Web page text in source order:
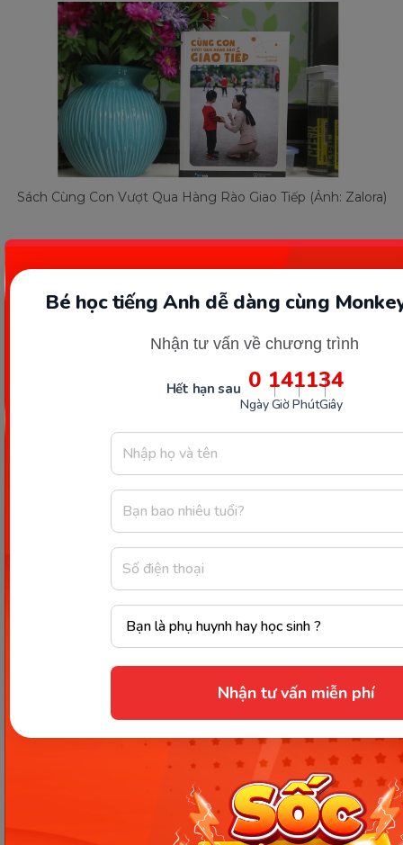
Bé học tiếng Anh dễ dàng cùng
Nhận tư vấn về chương trình
Hết hạn sau 0
Ngày
14
Giờ
11
Phút
33
Giây
Nhận tư vấn miễn phí
Sách Cùng Con Vượt Qua Hàng Rào Giao Tiếp (Ảnh: Zalora)
7. Học Vần Tiếng Việt Dùng Cho
Mẫu Giáo
trong những bộ sách được biên soạn dựa trên
chương trình cải cách mới nhất của Bộ
Cuốn sách này sẽ được chia ra làm
về việc giới thiệu những
hợp với từ vựng tiếng Việt cơ bản, cùng cách
cấu tạo nên từ vựng…Để quá đó giúp các bé
Điểm đặc biệt, cuốn sách này đượctrình bày rõ
ràng, với hình ảnh minh họa sắc nét, dễ hiểu, dễ
, giúp bé học hứng thú hơn ngay từ lúc mới
Giá sách tham khảo khoảng 30.000đ